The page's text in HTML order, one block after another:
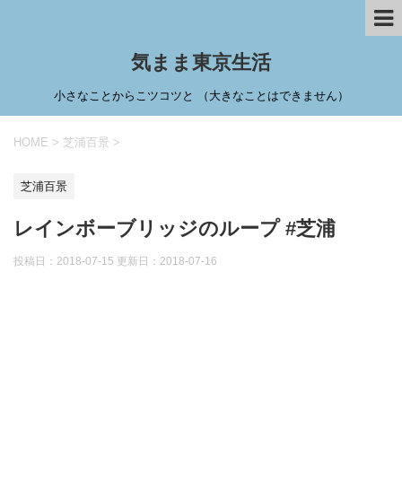
気まま東京生活
小さなことからこツコツと （大きなことはできません）
HOME > 芝浦百景 >
芝浦百景
レインボーブリッジのループ #芝浦
投稿日：2018-07-15 更新日： 2018-07-16